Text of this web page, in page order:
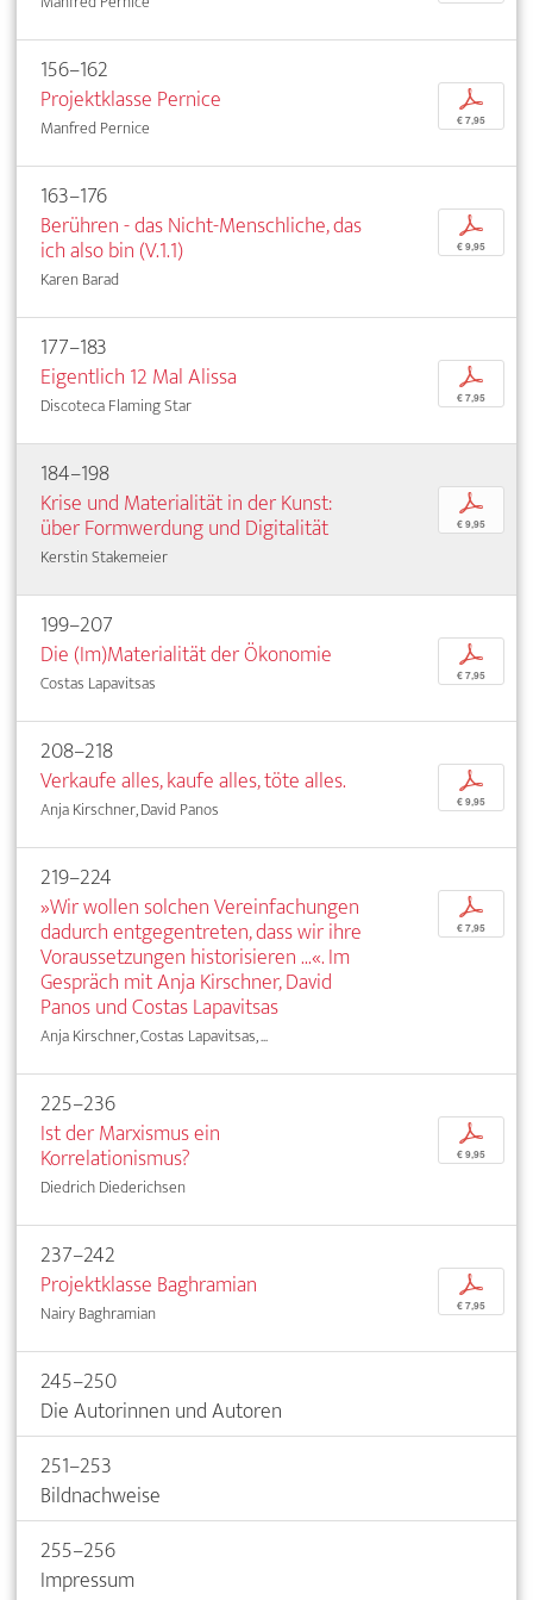
156–162
Projektklasse Pernice
Manfred Pernice
p
€ 7,95
163–176
Berühren - das Nicht-Menschliche, das
ich also bin (V.1.1)
Karen Barad
p
€ 9,95
177–183
Eigentlich 12 Mal Alissa
Discoteca Flaming Star
p
€ 7,95
184–198
Krise und Materialität in der Kunst:
über Formwerdung und Digitalität
Kerstin Stakemeier
p
€ 9,95
199–207
Die (Im)Materialität der Ökonomie
Costas Lapavitsas
p
€ 7,95
208–218
Verkaufe alles, kaufe alles, töte alles.
Anja Kirschner, David Panos
p
€ 9,95
219–224
»Wir wollen solchen Vereinfachungen
dadurch entgegentreten, dass wir ihre
Voraussetzungen historisieren ...«. Im
Gespräch mit Anja Kirschner, David
Panos und Costas Lapavitsas
Anja Kirschner, Costas Lapavitsas, ...
p
€ 7,95
225–236
Ist der Marxismus ein
Korrelationismus?
Diedrich Diederichsen
p
€ 9,95
237–242
Projektklasse Baghramian
Nairy Baghramian
p
€ 7,95
245–250
Die Autorinnen und Autoren
251–253
Bildnachweise
255–256
Impressum